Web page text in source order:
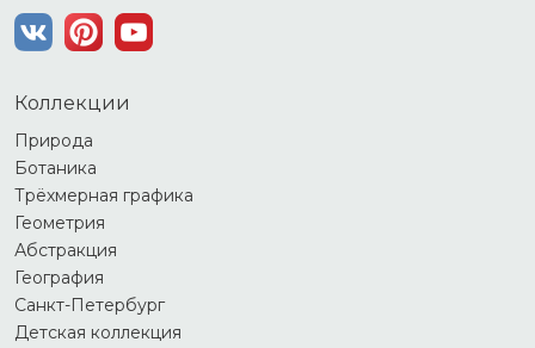
Коллекции
Природа
Ботаника
Трёхмерная графика
Геометрия
Абстракция
География
Санкт-Петербург
Детская коллекция